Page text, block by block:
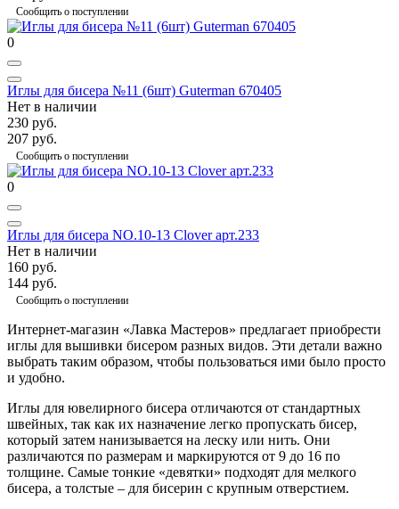
Сообщить о поступлении
0
Иглы для бисера №11 (6шт) Guterman 670405
Нет в наличии
230 руб.
207 руб.
Сообщить о поступлении
0
Иглы для бисера NO.10-13 Clover арт.233
Нет в наличии
160 руб.
144 руб.
Сообщить о поступлении
Интернет-магазин «Лавка Мастеров» предлагает приобрести
иглы для вышивки бисером разных видов. Эти детали важно
выбрать таким образом, чтобы пользоваться ими было просто
и удобно.
Иглы для ювелирного бисера отличаются от стандартных
швейных, так как их назначение легко пропускать бисер,
который затем нанизывается на леску или нить. Они
различаются по размерам и маркируются от 9 до 16 по
толщине. Самые тонкие «девятки» подходят для мелкого
бисера, а толстые – для бисерин с крупным отверстием.